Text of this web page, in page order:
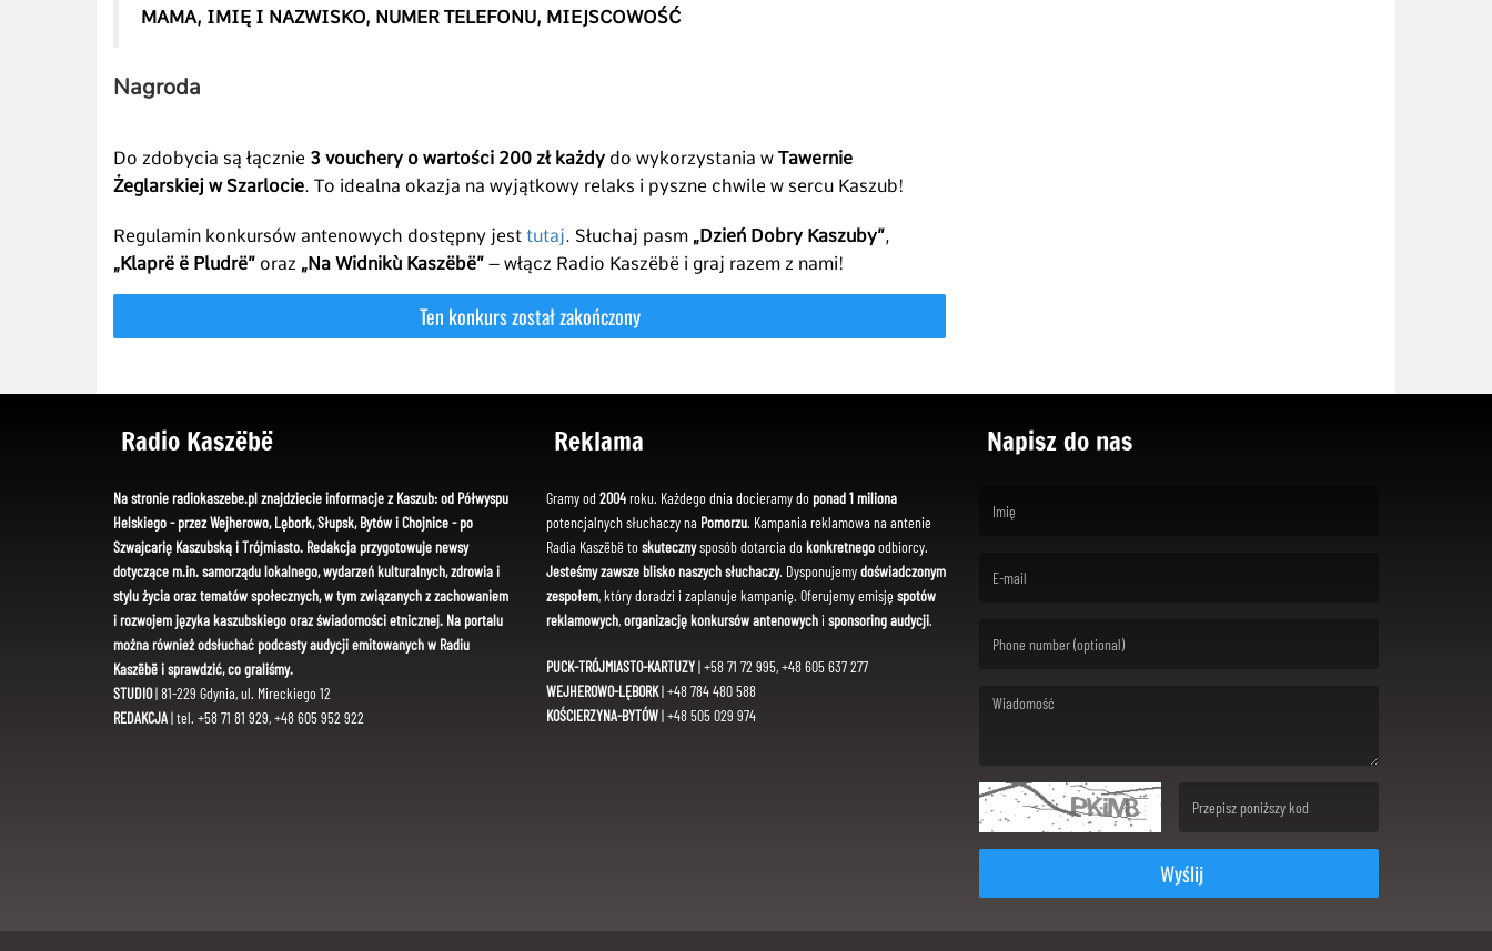
MAMA, IMIĘ I NAZWISKO, NUMER TELEFONU, MIEJSCOWOŚĆ
Nagroda
Do zdobycia są łącznie 3 vouchery o wartości 200 zł każdy do wykorzystania w Tawernie
Żeglarskiej w Szarlocie. To idealna okazja na wyjątkowy relaks i pyszne chwile w sercu Kaszub!
Regulamin konkursów antenowych dostępny jest tutaj. Słuchaj pasm „Dzień Dobry Kaszuby”,
„Klaprë ë Pludrë” oraz „Na Widnikù Kaszëbë” – włącz Radio Kaszëbë i graj razem z nami!
Radio Kaszëbë
Na stronie radiokaszebe.pl znajdziecie informacje z Kaszub: od Półwyspu
Helskiego - przez Wejherowo, Lębork, Słupsk, Bytów i Chojnice - po
Szwajcarię Kaszubską i Trójmiasto. Redakcja przygotowuje newsy
dotyczące m.in. samorządu lokalnego, wydarzeń kulturalnych, zdrowia i
stylu życia oraz tematów społecznych, w tym związanych z zachowaniem
i rozwojem języka kaszubskiego oraz świadomości etnicznej. Na portalu
można również odsłuchać podcasty audycji emitowanych w Radiu
Kaszëbë i sprawdzić, co graliśmy.
STUDIO| 81-229 Gdynia, ul. Mireckiego 12
REDAKCJA| tel. +58 71 81 929, +48 605 952 922
Reklama
Gramy od 2004roku. Każdego dnia docieramy do ponad 1 miliona
potencjalnych słuchaczy na Pomorzu. Kampania reklamowa na antenie
Radia Kaszëbë toskutecznysposób dotarcia dokonkretnegoodbiorcy.
Jesteśmy zawsze blisko naszych słuchaczy. Dysponujemydoświadczonym
zespołem, który doradzi i zaplanuje kampanię. Oferujemy emisję spotów
reklamowych,organizację konkursów antenowychi sponsoring audycji.
PUCK-TRÓJMIASTO-KARTUZY| +58 71 72 995, +48 605 637 277
WEJHEROWO-LĘBORK| +48 784 480 588
KOŚCIERZYNA-BYTÓW| +48 505 029 974
Napisz do nas
Wyślij